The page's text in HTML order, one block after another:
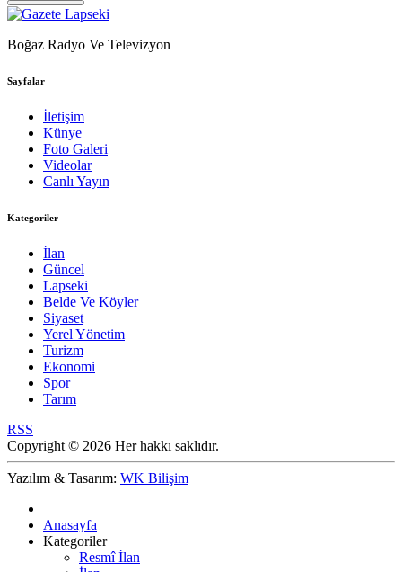
Boğaz Radyo Ve Televizyon
Sayfalar
İletişim
Künye
Foto Galeri
Videolar
Canlı Yayın
Kategoriler
İlan
Güncel
Lapseki
Belde Ve Köyler
Siyaset
Yerel Yönetim
Turizm
Ekonomi
Spor
Tarım
RSS
Copyright © 2026 Her hakkı saklıdır.
Yazılım & Tasarım: WK Bilişim
Anasayfa
Kategoriler
Resmî İlan